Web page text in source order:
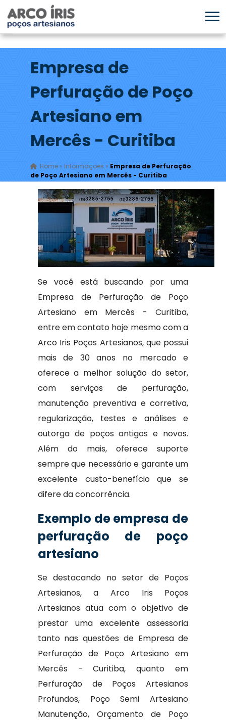
Empresa de
Perfuração de Poço
Artesiano em
Mercês - Curitiba
Home» Informações » Empresa de Perfuração
de Poço Artesiano em Mercês - Curitiba
Se você está buscando por uma
Empresa de Perfuração de Poço
Artesiano em Mercês - Curitiba,
entre em contato hoje mesmo com a
Arco Iris Poços Artesianos, que possui
mais de 30 anos no mercado e
oferece a melhor solução do setor,
com serviços de perfuração,
manutenção preventiva e corretiva,
regularização, testes e análises e
outorga de poços antigos e novos.
Além do mais, oferece suporte
sempre que necessário e garante um
excelente custo-benefício que se
difere da concorrência.
Exemplo de empresa de
perfuração de poço
artesiano
Se destacando no setor de Poços
Artesianos, a Arco Iris Poços
Artesianos atua com o objetivo de
prestar uma excelente assessoria
tanto nas questões de Empresa de
Perfuração de Poço Artesiano em
Mercês - Curitiba, quanto em
Perfuração de Poços Artesianos
Profundos, Poço Semi Artesiano
Manutenção, Orçamento de Poço